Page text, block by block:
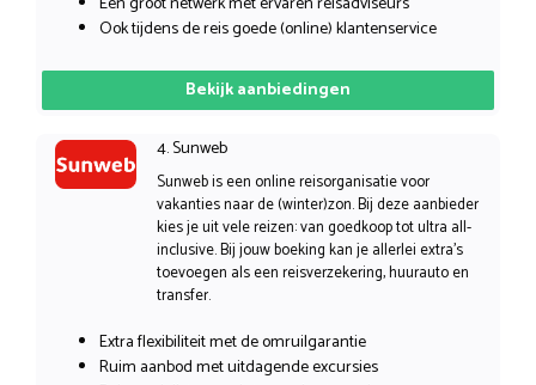
Ook tijdens de reis goede (online) klantenservice
Bekijk aanbiedingen
4. Sunweb
Sunweb is een online reisorganisatie voor
vakanties naar de (winter)zon. Bij deze aanbieder
kies je uit vele reizen: van goedkoop tot ultra all-
inclusive. Bij jouw boeking kan je allerlei extra’s
toevoegen als een reisverzekering, huurauto en
transfer.
Extra flexibiliteit met de omruilgarantie
Ruim aanbod met uitdagende excursies